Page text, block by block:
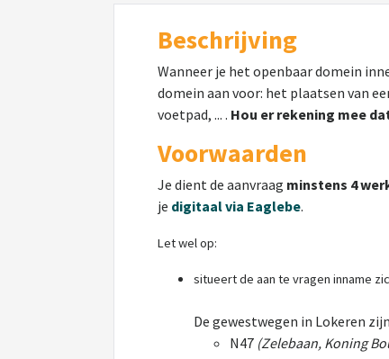
Beschrijving
Wanneer je het openbaar domein
domein aan voor: het plaatsen van
voetpad, ... . Hou er rekening mee
Voorwaarden
Je dient de aanvraag minstens 4
je digitaal via Eaglebe.
Let wel op:
situeert de aan te vragen inname
De gewestwegen in Lokeren
N47 (Zelebaan, Koning